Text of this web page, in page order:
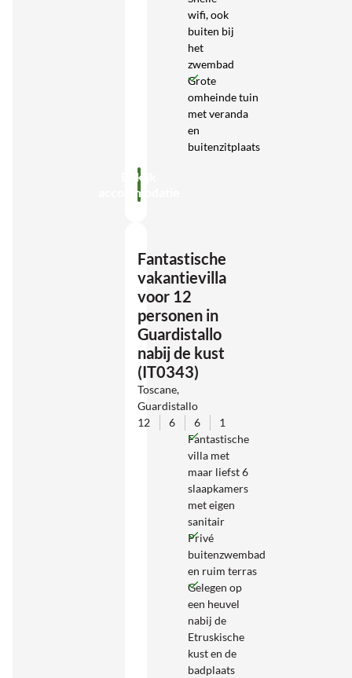
wifi, ook
buiten bij
het
zwembad
Grote
omheinde tuin
met veranda
en
buitenzitplaats
Bekijk
accommodatie
Fantastische
vakantievilla
voor 12
personen in
Guardistallo
nabij de kust
(IT0343)
Toscane,
Guardistallo
12
6 6
1
Fantastische
villa met
maar liefst 6
slaapkamers
met eigen
sanitair
Privé
buitenzwembad
en ruim terras
Gelegen op
een heuvel
nabij de
Etruskische
kust en de
badplaats